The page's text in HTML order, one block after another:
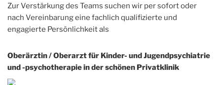
Zur Verstärkung des Teams suchen wir per sofort oder
nach Vereinbarung eine fachlich qualifizierte und
engagierte Persönlichkeit als
Oberärztin / Oberarzt für Kinder- und Jugendpsychiatrie
und -psychotherapie in der schönen Privatklinik